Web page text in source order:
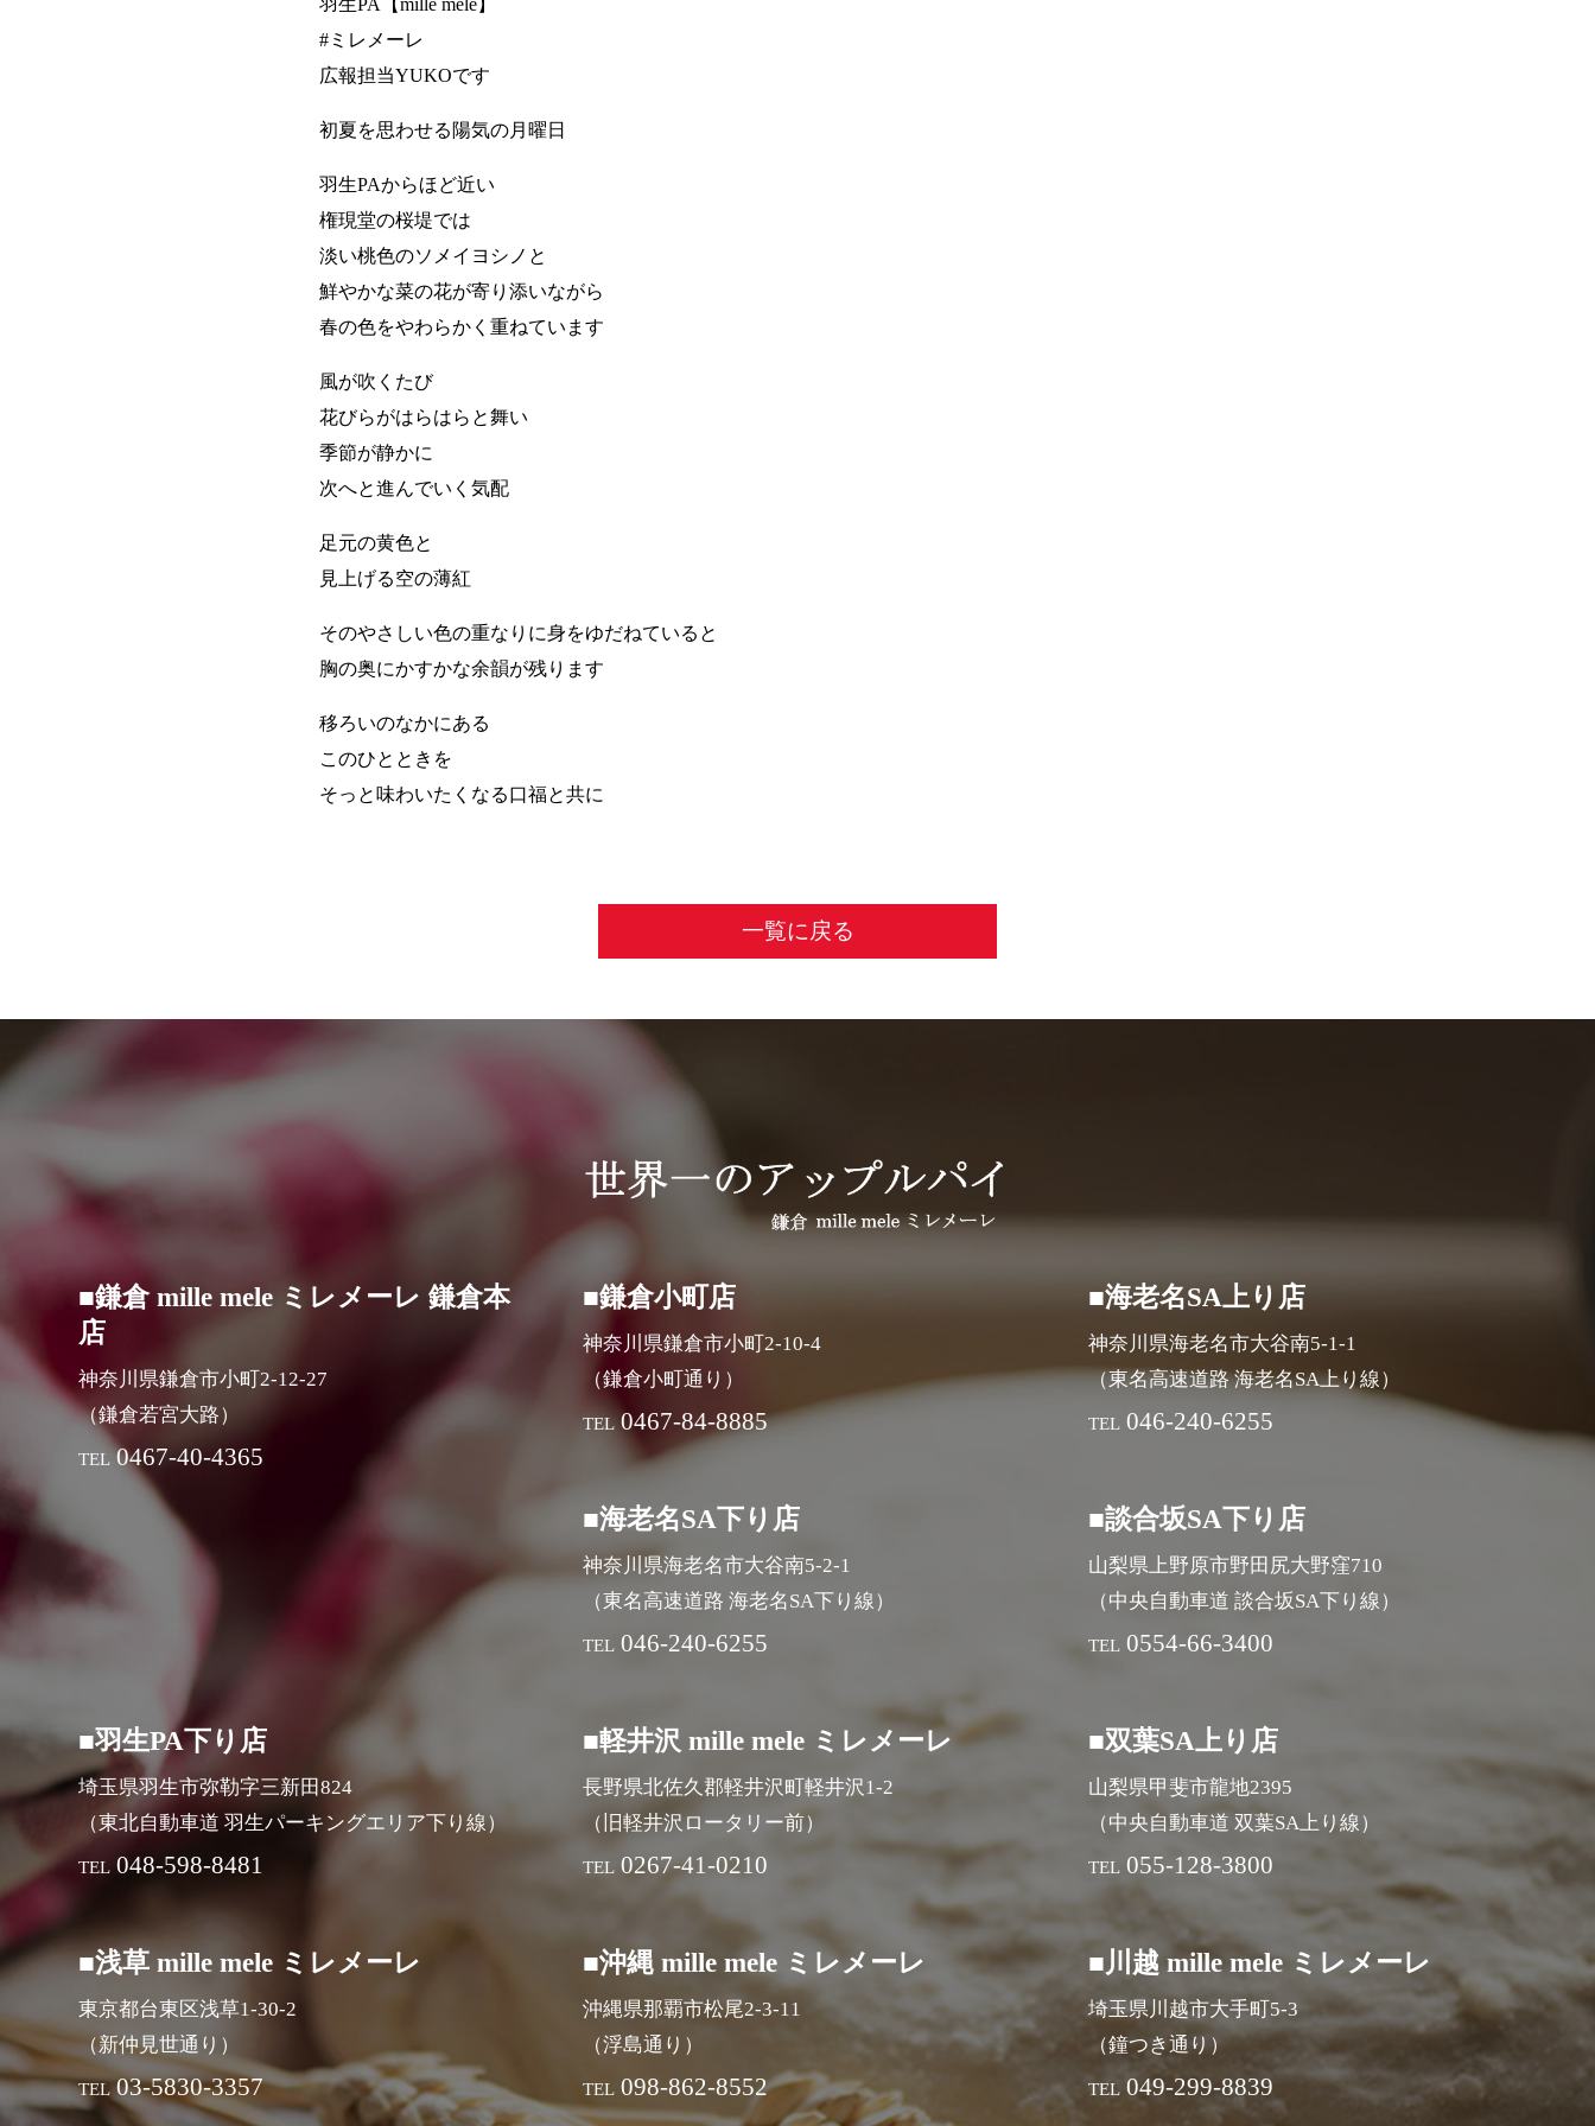
羽生PA【mille mele】
#ミレメーレ
広報担当YUKOです
初夏を思わせる陽気の月曜日
羽生PAからほど近い
権現堂の桜堤では
淡い桃色のソメイヨシノと
鮮やかな菜の花が寄り添いながら
春の色をやわらかく重ねています
風が吹くたび
花びらがはらはらと舞い
季節が静かに
次へと進んでいく気配
足元の黄色と
見上げる空の薄紅
そのやさしい色の重なりに身をゆだねていると
胸の奥にかすかな余韻が残ります
移ろいのなかにある
このひとときを
そっと味わいたくなる口福と共に
一覧に戻る
■鎌倉 mille mele ミレメーレ 鎌倉本
店
神奈川県鎌倉市小町2-12-27
（鎌倉若宮大路）
TEL 0467-40-4365
■鎌倉小町店
神奈川県鎌倉市小町2-10-4
（鎌倉小町通り）
TEL 0467-84-8885
■海老名SA上り店
神奈川県海老名市大谷南5-1-1
（東名高速道路 海老名SA上り線）
TEL 046-240-6255
■海老名SA下り店
神奈川県海老名市大谷南5-2-1
（東名高速道路 海老名SA下り線）
TEL 046-240-6255
■談合坂SA下り店
山梨県上野原市野田尻大野窪710
（中央自動車道 談合坂SA下り線）
TEL 0554-66-3400
■羽生PA下り店
埼玉県羽生市弥勒字三新田824
（東北自動車道 羽生パーキングエリア下り線）
TEL 048-598-8481
■軽井沢 mille mele ミレメーレ
長野県北佐久郡軽井沢町軽井沢1-2
（旧軽井沢ロータリー前）
TEL 0267-41-0210
■双葉SA上り店
山梨県甲斐市龍地2395
（中央自動車道 双葉SA上り線）
TEL 055-128-3800
■浅草 mille mele ミレメーレ
東京都台東区浅草1-30-2
（新仲見世通り）
TEL 03-5830-3357
■沖縄 mille mele ミレメーレ
沖縄県那覇市松尾2-3-11
（浮島通り）
TEL 098-862-8552
■川越 mille mele ミレメーレ
埼玉県川越市大手町5-3
（鐘つき通り）
TEL 049-299-8839